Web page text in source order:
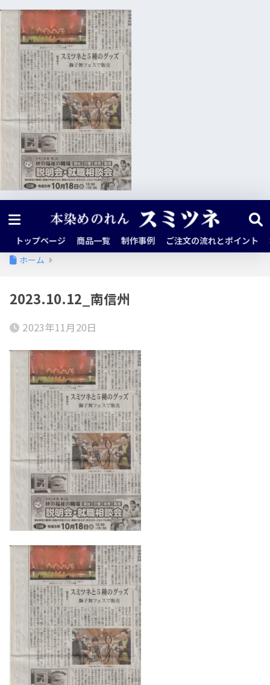
トップページ 商品一覧 制作事例 ご注文の流れとポイント
ホーム
2023.10.12_南信州
2023年11月20日